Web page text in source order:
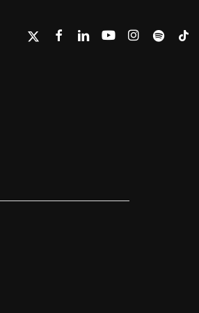
TWITTERFACEBOOKLINKEDINYOUTUBEINSTAGRAM
SPOTIFY